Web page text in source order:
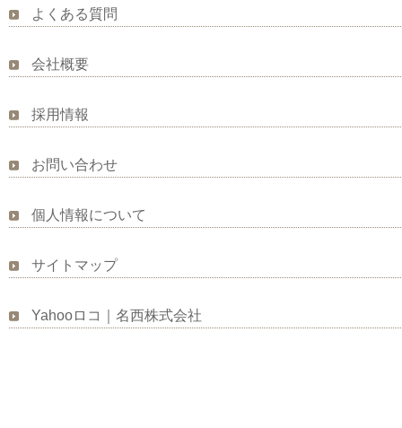
よくある質問
会社概要
採用情報
お問い合わせ
個人情報について
サイトマップ
Yahooロコ｜名西株式会社